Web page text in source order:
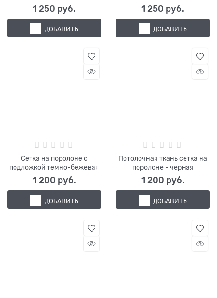
1 250 руб.
ДОБАВИТЬ
1 250 руб.
ДОБАВИТЬ
Сетка на поролоне с
подложкой темно-бежевая
1 200 руб.
ДОБАВИТЬ
Потолочная ткань сетка на
поролоне - черная
1 200 руб.
ДОБАВИТЬ